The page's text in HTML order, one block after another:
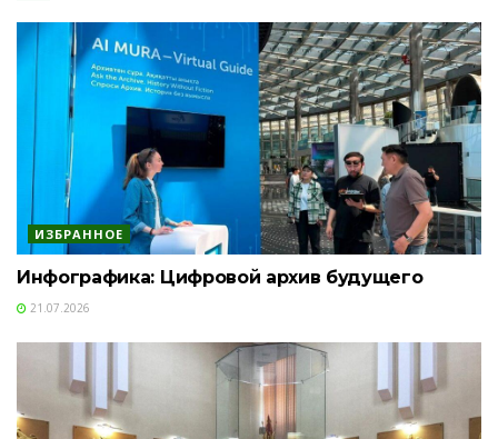
ИЗБРАННОЕ
Инфографика: Цифровой архив будущего
21.07.2026